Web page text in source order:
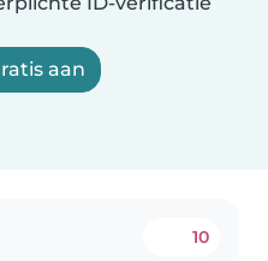
aan
10